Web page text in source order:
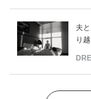
夫
り